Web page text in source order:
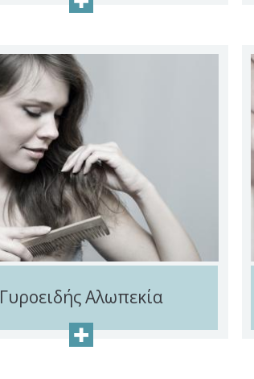
Γυροειδής Αλωπεκία
+